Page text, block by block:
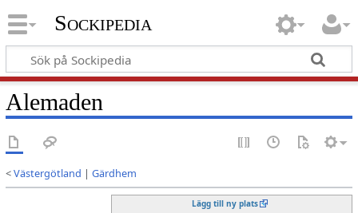
Sockipedia
Alemaden
<Västergötland | Gärdhem
Lägg till ny plats